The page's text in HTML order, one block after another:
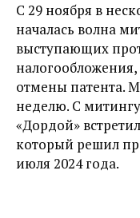
С 29 ноября в
началась волна
выступающих
отмены патента.
неделю. С
«Дордой»
который решил
июля 2024 года.